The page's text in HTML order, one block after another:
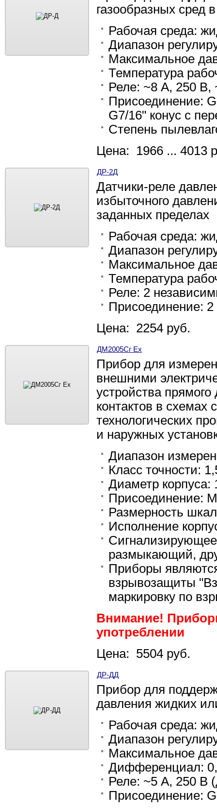
газообразных сред
Рабочая среда:
Диапазон
Максимальное
Температура
Реле: ~8 А, 250 В,
Присоединение:
G7/16" конус с
Степень
Цена: 1966 ... 4013
ДР-2Д
Датчики-реле
избыточного
заданных пределах
Рабочая среда:
Диапазон
Максимальное
Температура
Реле: 2
Присоединение:
Цена: 2254 руб.
ДМ2005Сг Ех
Прибор для
внешними
устройства
контактов в схемах
технологических
и наружных
Диапазон
Класс точности:
Диаметр корпуса:
Присоединение:
Размерность
Исполнение
Сигнализирующее
размыкающий,
Приборы
взрывозащиты
маркировку по
Внимание!
употреблении
Цена: 5504 руб.
ДР-ДД
Прибор для
давления жидких
Рабочая среда:
Диапазон
Максимальное
Дифференциал:
Реле: ~5 А, 250 В
Присоединение: